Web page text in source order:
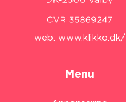
web: www.klikko.dk/
Menu